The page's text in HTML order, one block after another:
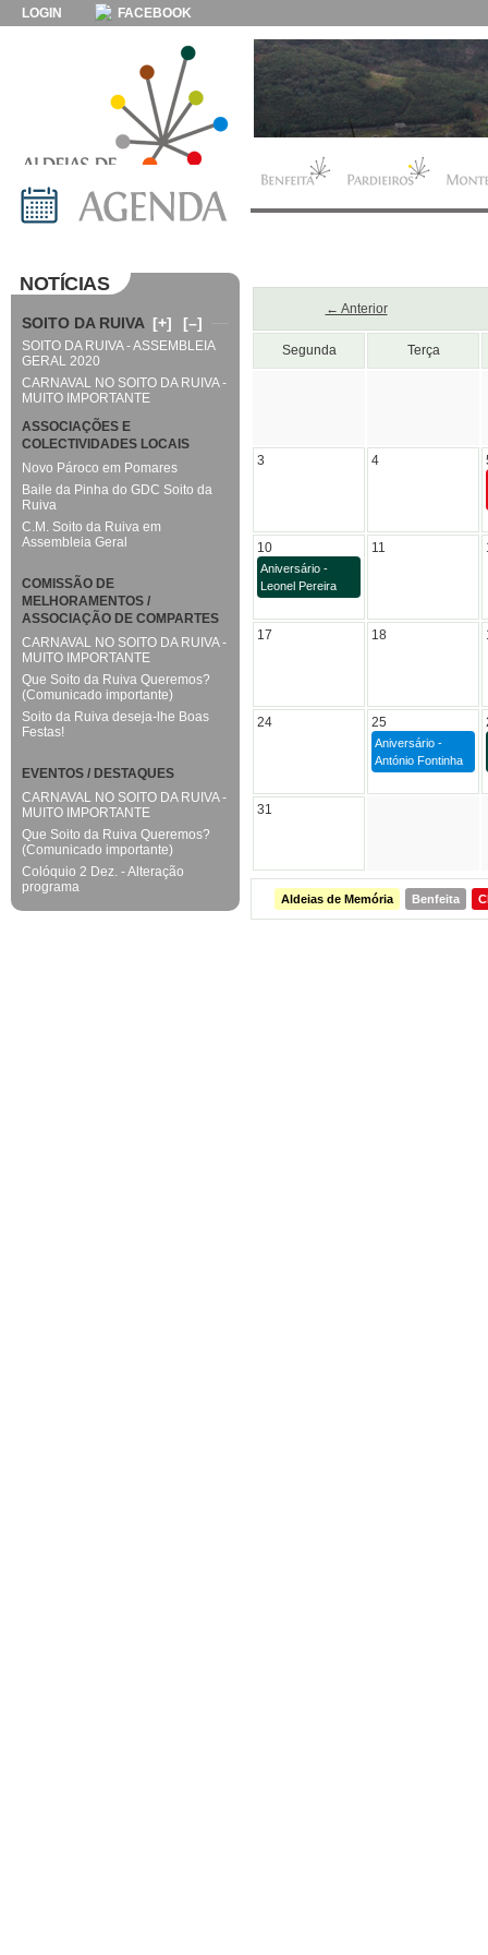
LOGIN FACEBOOK
← Anterior
Segunda Terça
3 4
10
Aniversário -
Leonel Pereira
11
17 18
24 25
Aniversário -
António Fontinha
31
Aldeias de Memória Benfeita
NOTÍCIAS
SOITO DA RUIVA [+] [–]
SOITO DA RUIVA - ASSEMBLEIA
GERAL 2020
CARNAVAL NO SOITO DA RUIVA -
MUITO IMPORTANTE
ASSOCIAÇÕES E
COLECTIVIDADES LOCAIS
Novo Pároco em Pomares
Baile da Pinha do GDC Soito da
Ruiva
C.M. Soito da Ruiva em
Assembleia Geral
COMISSÃO DE
MELHORAMENTOS /
ASSOCIAÇÃO DE COMPARTES
CARNAVAL NO SOITO DA RUIVA -
MUITO IMPORTANTE
Que Soito da Ruiva Queremos?
(Comunicado importante)
Soito da Ruiva deseja-lhe Boas
Festas!
EVENTOS / DESTAQUES
CARNAVAL NO SOITO DA RUIVA -
MUITO IMPORTANTE
Que Soito da Ruiva Queremos?
(Comunicado importante)
Colóquio 2 Dez. - Alteração
programa